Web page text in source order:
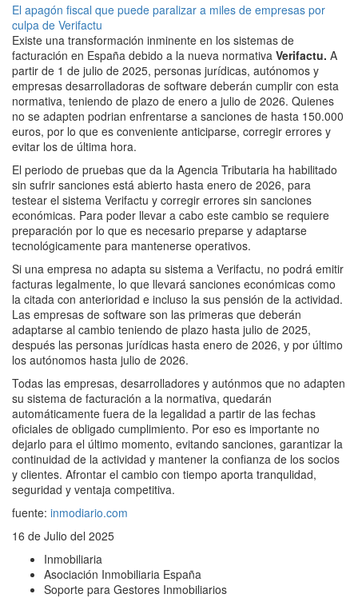
El apagón fiscal que puede paralizar a miles de empresas por
culpa de Verifactu
Existe una transformación inminente en los sistemas de
facturación en España debido a la nueva normativa Verifactu. A
partir de 1 de julio de 2025, personas jurídicas, autónomos y
empresas desarrolladoras de software deberán cumplir con esta
normativa, teniendo de plazo de enero a julio de 2026. Quienes
no se adapten podrian enfrentarse a sanciones de hasta 150.000
euros, por lo que es conveniente anticiparse, corregir errores y
evitar los de última hora.
El periodo de pruebas que da la Agencia Tributaria ha habilitado
sin sufrir sanciones está abierto hasta enero de 2026, para
testear el sistema Verifactu y corregir errores sin sanciones
económicas. Para poder llevar a cabo este cambio se requiere
preparación por lo que es necesario preparse y adaptarse
tecnológicamente para mantenerse operativos.
Si una empresa no adapta su sistema a Verifactu, no podrá emitir
facturas legalmente, lo que llevará sanciones económicas como
la citada con anterioridad e incluso la sus pensión de la actividad.
Las empresas de software son las primeras que deberán
adaptarse al cambio teniendo de plazo hasta julio de 2025,
después las personas jurídicas hasta enero de 2026, y por último
los autónomos hasta julio de 2026.
Todas las empresas, desarrolladores y autónmos que no adapten
su sistema de facturación a la normativa, quedarán
automáticamente fuera de la legalidad a partir de las fechas
oficiales de obligado cumplimiento. Por eso es importante no
dejarlo para el último momento, evitando sanciones, garantizar la
continuidad de la actividad y mantener la confianza de los socios
y clientes. Afrontar el cambio con tiempo aporta tranqulidad,
seguridad y ventaja competitiva.
fuente: inmodiario.com
16 de Julio del 2025
Inmobiliaria
Asociación Inmobiliaria España
Soporte para Gestores Inmobiliarios